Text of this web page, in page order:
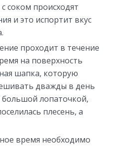
соком происходят
и это испортит вкус
проходит в течение
на поверхность
шапка, которую
дважды в день
большой лопаточкой,
плесень, а
время необходимо